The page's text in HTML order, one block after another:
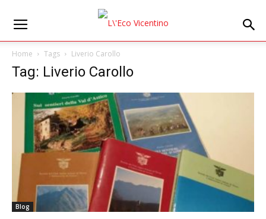
Home Tags Liverio Carollo
Tag: Liverio Carollo
Blog